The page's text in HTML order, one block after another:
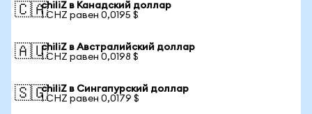
🇨🇦chiliZ в Канадский доллар
1 CHZ равен 0,0195 $
🇦🇺chiliZ в Австралийский доллар
1 CHZ равен 0,0198 $
🇸🇬chiliZ в Сингапурский доллар
1 CHZ равен 0,0179 $